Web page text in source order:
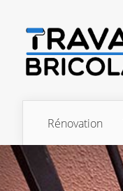
Rénovation